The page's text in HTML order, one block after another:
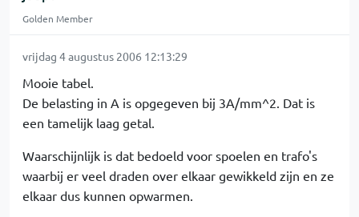
Golden Member
vrijdag 4 augustus 2006 12:13:29
Mooie tabel.
De belasting in A is opgegeven bij 3A/mm^2. Dat is
een tamelijk laag getal.
Waarschijnlijk is dat bedoeld voor spoelen en trafo's
waarbij er veel draden over elkaar gewikkeld zijn en ze
elkaar dus kunnen opwarmen.